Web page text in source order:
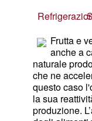
Frutta e
anche a
naturale
che ne
questo caso
la sua
produzione.